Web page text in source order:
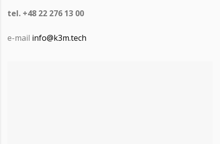
tel. +48 22 276 13 00
e-mail info@k3m.tech